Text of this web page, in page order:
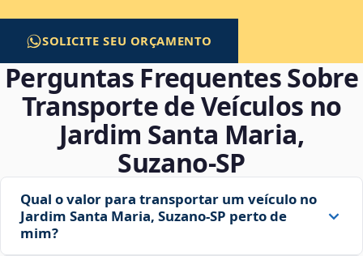
SOLICITE SEU ORÇAMENTO
Perguntas Frequentes Sobre
Transporte de Veículos no
Jardim Santa Maria,
Suzano‑SP
Qual o valor para transportar um veículo no
Jardim Santa Maria, Suzano‑SP perto de
mim?